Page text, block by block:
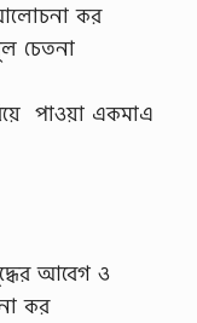
কর
চেতনা
পাওয়া একমাএ
আবেগ ও
কর